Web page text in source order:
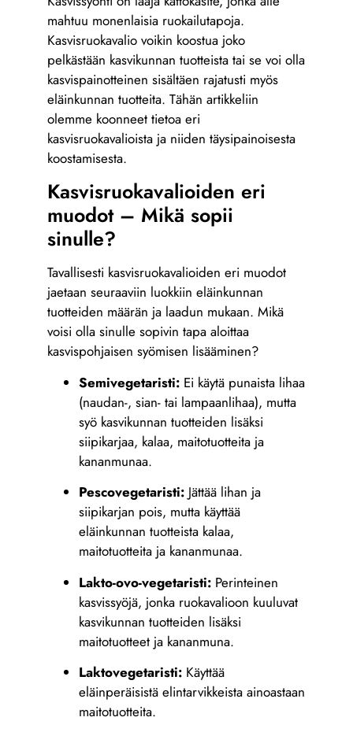
mahtuu monenlaisia ruokailutapoja.
Kasvisruokavalio voikin koostua joko
pelkästään kasvikunnan tuotteista tai se voi olla
kasvispainotteinen sisältäen rajatusti myös
eläinkunnan tuotteita. Tähän artikkeliin
olemme koonneet tietoa eri
kasvisruokavalioista ja niiden täysipainoisesta
koostamisesta.
Kasvisruokavalioiden eri
muodot – Mikä sopii
sinulle?
Tavallisesti kasvisruokavalioiden eri muodot
jaetaan seuraaviin luokkiin eläinkunnan
tuotteiden määrän ja laadun mukaan. Mikä
voisi olla sinulle sopivin tapa aloittaa
kasvispohjaisen syömisen lisääminen?
Semivegetaristi: Ei käytä punaista lihaa
(naudan-, sian- tai lampaanlihaa), mutta
syö kasvikunnan tuotteiden lisäksi
siipikarjaa, kalaa, maitotuotteita ja
kananmunaa.
Pescovegetaristi: Jättää lihan ja
siipikarjan pois, mutta käyttää
eläinkunnan tuotteista kalaa,
maitotuotteita ja kananmunaa.
Lakto-ovo-vegetaristi: Perinteinen
kasvissyöjä, jonka ruokavalioon kuuluvat
kasvikunnan tuotteiden lisäksi
maitotuotteet ja kananmuna.
Laktovegetaristi: Käyttää
eläinperäisistä elintarvikkeista ainoastaan
maitotuotteita.